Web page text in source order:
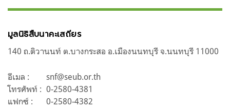
มูลนิธิสืบนาคะเสถียร
140 ถ.ติวานนท์ ต.บางกระสอ อ.เมืองนนทบุรี จ.นนทบุรี 11000
อีเมล :
snf@seub.or.th
โทรศัพท์ : 0-2580-4381
แฟกซ์ :
0-2580-4382